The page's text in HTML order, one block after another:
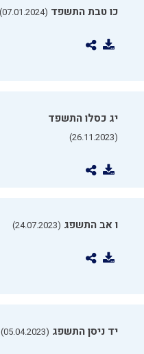
כו טבת התשפד (07.01.2024)
יג כסלו התשפד
(26.11.2023)
ו אב התשפג (24.07.2023)
יד ניסן התשפג (05.04.2023)